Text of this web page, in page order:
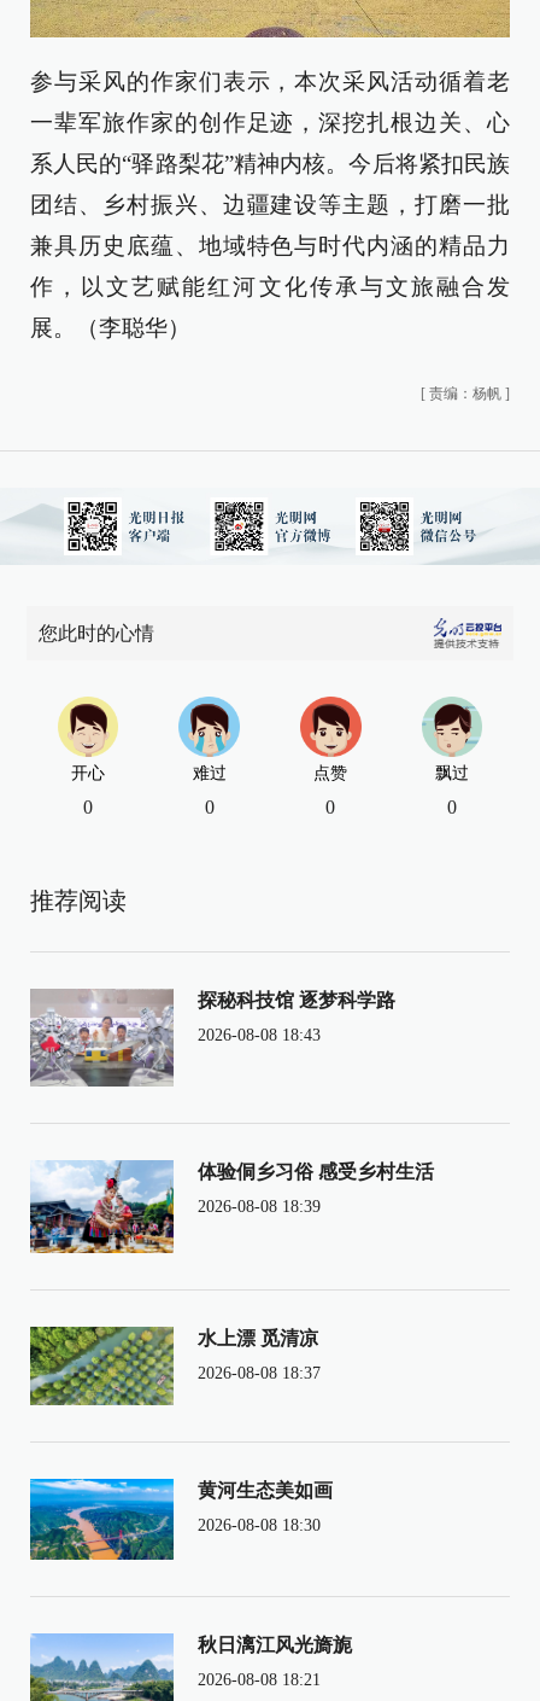
参与采风的作家们表示，本次采风活动循着老
一辈军旅作家的创作足迹，深挖扎根边关、心
系人民的“驿路梨花”精神内核。今后将紧扣民族
团结、乡村振兴、边疆建设等主题，打磨一批
兼具历史底蕴、地域特色与时代内涵的精品力
作，以文艺赋能红河文化传承与文旅融合发
展。（李聪华）
[ 责编：杨帆 ]
您此时的心情
开心
0
难过
0
点赞
0
飘过
0
推荐阅读
探秘科技馆 逐梦科学路
2026-08-08 18:43
体验侗乡习俗 感受乡村生活
2026-08-08 18:39
水上漂 觅清凉
2026-08-08 18:37
黄河生态美如画
2026-08-08 18:30
秋日漓江风光旖旎
2026-08-08 18:21